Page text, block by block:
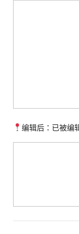
编辑后：已被编